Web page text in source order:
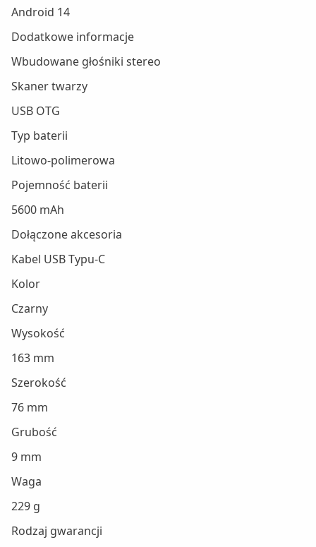
Android 14
Dodatkowe informacje
Wbudowane głośniki stereo
Skaner twarzy
USB OTG
Typ baterii
Litowo-polimerowa
Pojemność baterii
5600 mAh
Dołączone akcesoria
Kabel USB Typu-C
Kolor
Czarny
Wysokość
163 mm
Szerokość
76 mm
Grubość
9 mm
Waga
229 g
Rodzaj gwarancji